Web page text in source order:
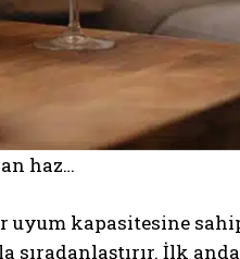
haz…
uyum kapasitesine
sıradanlaştırır. İlk